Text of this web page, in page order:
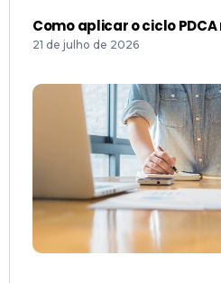
Como aplicar o ciclo
21 de julho de 2026